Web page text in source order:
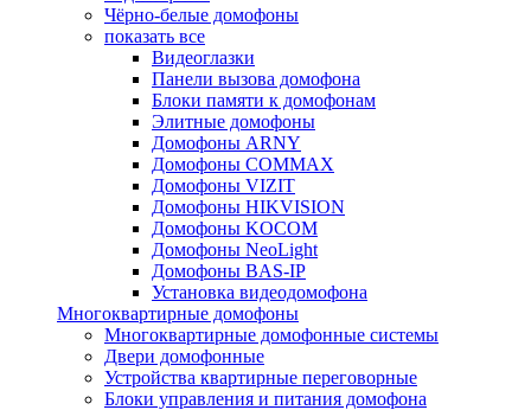
Чёрно-белые домофоны
показать все
Видеоглазки
Панели вызова домофона
Блоки памяти к домофонам
Элитные домофоны
Домофоны ARNY
Домофоны COMMAX
Домофоны VIZIT
Домофоны HIKVISION
Домофоны KOCOM
Домофоны NeoLight
Домофоны BAS-IP
Установка видеодомофона
Многоквартирные домофоны
Многоквартирные домофонные системы
Двери домофонные
Устройства квартирные переговорные
Блоки управления и питания домофона